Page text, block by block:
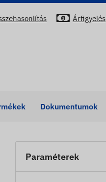
Árfigyelés
Dokumentumok
Paraméterek